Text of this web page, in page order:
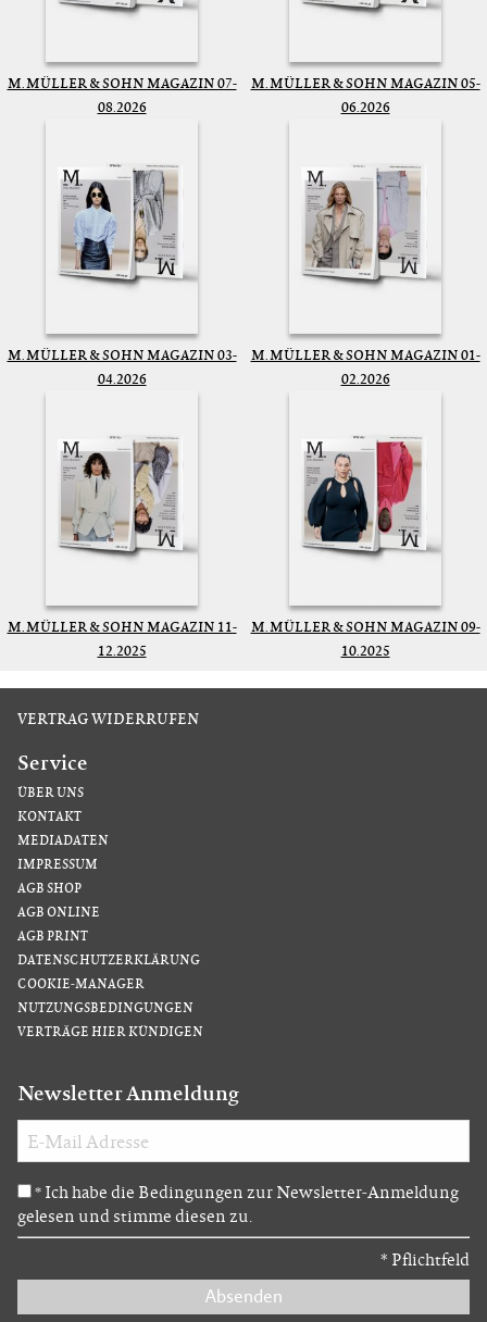
M. MÜLLER & SOHN MAGAZIN 07-
08.2026
M. MÜLLER & SOHN MAGAZIN 05-
06.2026
M. MÜLLER & SOHN MAGAZIN 03-
04.2026
M. MÜLLER & SOHN MAGAZIN 01-
02.2026
M. MÜLLER & SOHN MAGAZIN 11-
12.2025
M. MÜLLER & SOHN MAGAZIN 09-
10.2025
VERTRAG WIDERRUFEN
Service
ÜBER UNS
KONTAKT
MEDIADATEN
IMPRESSUM
AGB SHOP
AGB ONLINE
AGB PRINT
DATENSCHUTZERKLÄRUNG
COOKIE-MANAGER
NUTZUNGSBEDINGUNGEN
VERTRÄGE HIER KÜNDIGEN
Newsletter Anmeldung
* Ich habe die Bedingungen zur Newsletter-Anmeldung
gelesen und stimme diesen zu.
* Pflichtfeld
Absenden